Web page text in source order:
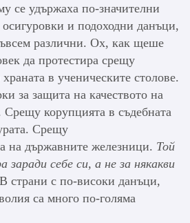
се удържаха по-значителни
и подоходни данъци,
различни. Ох, как щеше
да протестира срещу
в ученическите столове.
за защита на качеството на
Срещу корупцията в съдебната
Срещу
на държавните железници. Той
себе си, а не за някакви
В страни с по-високи данъци,
са много по-голяма